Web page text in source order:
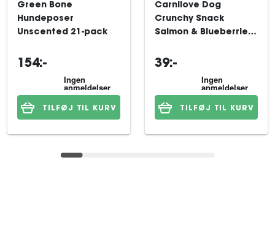
Green Bone
Hundeposer
Unscented 21-pack
154:-
TILFØJ TIL KURV
Carnilove Dog
Crunchy Snack
Salmon & Blueberries
g
39:-
TILFØJ TIL KURV